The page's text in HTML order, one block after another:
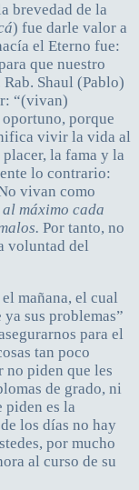
brevedad de la
) fue darle valor a
el Eterno fue:
que nuestro
Rab. Shaul (Pablo)
“(vivan)
porque
vivir la vida al
la fama y la
lo contrario:
vivan como
máximo cada
Por tanto, no
voluntad del
mañana, el cual
sus problemas”
para el
tan poco
no piden que les
de grado, ni
es la
los días no hay
por mucho
al curso de su